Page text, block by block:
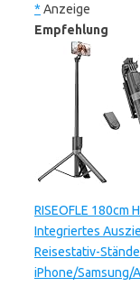
* Anzeige
Empfehlung
RISEOFLE 180cm
Integriertes
Reisestativ-
iPhone/Samsung/